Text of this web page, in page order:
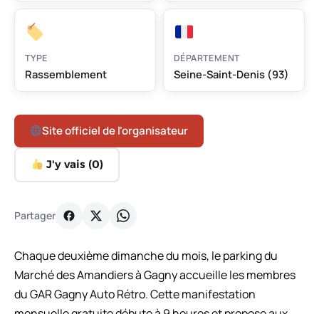
TYPE
Rassemblement
DÉPARTEMENT
Seine-Saint-Denis (93)
Site officiel de l'organisateur
J'y vais (0)
Partager
Chaque deuxième dimanche du mois, le parking du
Marché des Amandiers à Gagny accueille les membres
du GAR Gagny Auto Rétro. Cette manifestation